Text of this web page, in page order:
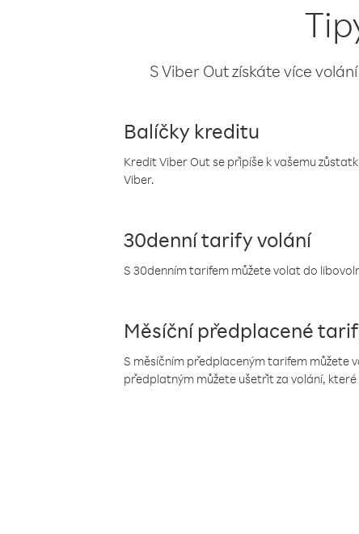
S Viber Out získáte více
Balíčky kreditu
Kredit Viber Out se připíše k vašemu
Viber.
30denní tarify volání
S 30denním tarifem můžete volat do
Měsíční předplacené
S měsíčním předplaceným tarifem můžete
předplatným můžete ušetřit za volání, které